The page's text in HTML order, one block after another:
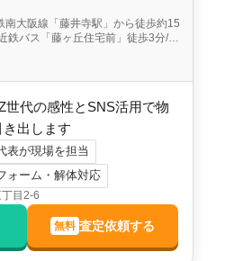
南大阪線「藤井寺駅」から徒歩約15
鉄バス「藤ヶ丘住宅前」徒歩3分/
世代の感性とSNS活用で物
出します
表が現場を担当
ォーム・解体対応
目2-6
無料 査定依頼する